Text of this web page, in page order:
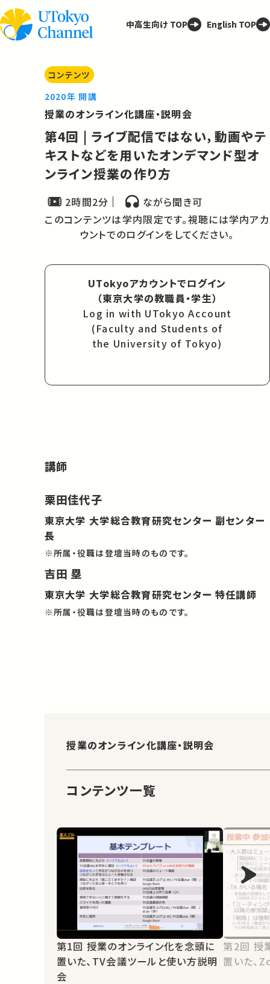
中高生向け TOP English TOP
コンテンツ
2020年 開講
授業のオンライン化講座・説明会
第4回 | ライブ配信ではない，動画やテ
キストなどを用いたオンデマンド型オ
ンライン授業の作り方
2時間2分
ながら聞き可
このコンテンツは学内限定です。視聴には学内アカ
ウントでのログインをしてください。
UTokyoアカウントでログイン
（東京大学の教職員・学生）
Log in with UTokyo Account
(Faculty and Students of
the University of Tokyo)
講師
栗田佳代子
東京大学 大学総合教育研究センター 副センター
長
※所属・役職は登壇当時のものです。
吉田 塁
東京大学 大学総合教育研究センター 特任講師
※所属・役職は登壇当時のものです。
授業のオンライン化講座・説明会
コンテンツ一覧
第1回 授業のオンライン化を念頭に
置いた、TV会議ツールと使い方説明
会
第2回 授業のオンライン化を念頭に
置いた、